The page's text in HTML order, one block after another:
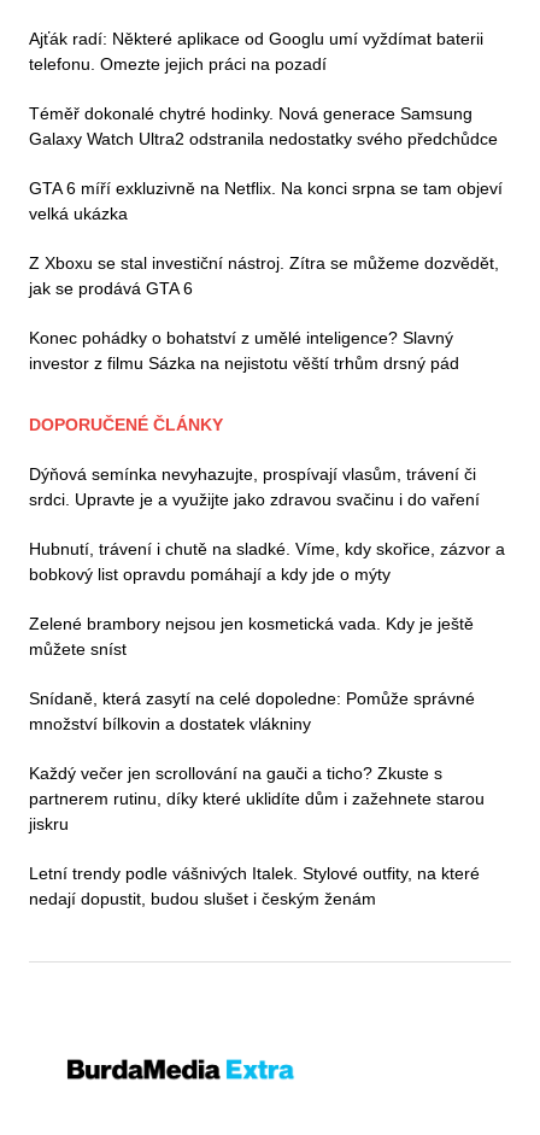
Ajťák radí: Některé aplikace od Googlu umí vyždímat baterii
telefonu. Omezte jejich práci na pozadí
Téměř dokonalé chytré hodinky. Nová generace Samsung
Galaxy Watch Ultra2 odstranila nedostatky svého předchůdce
GTA 6 míří exkluzivně na Netflix. Na konci srpna se tam objeví
velká ukázka
Z Xboxu se stal investiční nástroj. Zítra se můžeme dozvědět,
jak se prodává GTA 6
Konec pohádky o bohatství z umělé inteligence? Slavný
investor z filmu Sázka na nejistotu věští trhům drsný pád
DOPORUČENÉ ČLÁNKY
Dýňová semínka nevyhazujte, prospívají vlasům, trávení či
srdci. Upravte je a využijte jako zdravou svačinu i do vaření
Hubnutí, trávení i chutě na sladké. Víme, kdy skořice, zázvor a
bobkový list opravdu pomáhají a kdy jde o mýty
Zelené brambory nejsou jen kosmetická vada. Kdy je ještě
můžete sníst
Snídaně, která zasytí na celé dopoledne: Pomůže správné
množství bílkovin a dostatek vlákniny
Každý večer jen scrollování na gauči a ticho? Zkuste s
partnerem rutinu, díky které uklidíte dům i zažehnete starou
jiskru
Letní trendy podle vášnivých Italek. Stylové outfity, na které
nedají dopustit, budou slušet i českým ženám